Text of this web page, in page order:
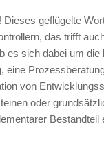
geflügelte
das trifft
es sich dabei um
eine
von
oder
Bestandteil